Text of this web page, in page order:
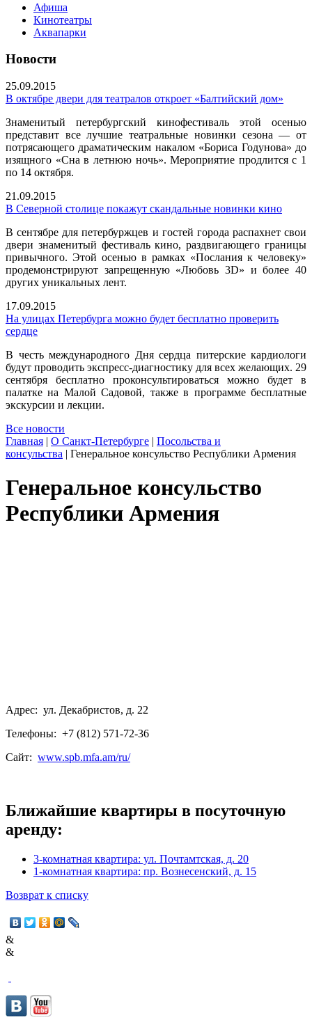
Афиша
Кинотеатры
Аквапарки
Новости
25.09.2015
В октябре двери для театралов откроет «Балтийский дом»
Знаменитый петербургский кинофестиваль этой осенью
представит все лучшие театральные новинки сезона — от
потрясающего драматическим накалом «Бориса Годунова» до
изящного «Сна в летнюю ночь». Мероприятие продлится с 1
по 14 октября.
21.09.2015
В Северной столице покажут скандальные новинки кино
В сентябре для петербуржцев и гостей города распахнет свои
двери знаменитый фестиваль кино, раздвигающего границы
привычного. Этой осенью в рамках «Послания к человеку»
продемонстрируют запрещенную «Любовь 3D» и более 40
других уникальных лент.
17.09.2015
На улицах Петербурга можно будет бесплатно проверить
сердце
В честь международного Дня сердца питерские кардиологи
будут проводить экспресс-диагностику для всех желающих. 29
сентября бесплатно проконсультироваться можно будет в
палатке на Малой Садовой, также в программе бесплатные
экскурсии и лекции.
Все новости
Главная | О Санкт-Петербурге | Посольства и
консульства | Генеральное консульство Республики Армения
Генеральное консульство
Республики Армения
Адрес: ул. Декабристов, д. 22
Телефоны: +7 (812) 571-72-36
Сайт: www.spb.mfa.am/ru/
Ближайшие квартиры в посуточную
аренду:
3-комнатная квартира: ул. Почтамтская, д. 20
1-комнатная квартира: пр. Вознесенский, д. 15
Возврат к списку
&
&